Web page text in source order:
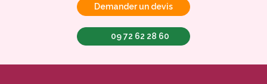
Demander un devis
09 72 62 28 60